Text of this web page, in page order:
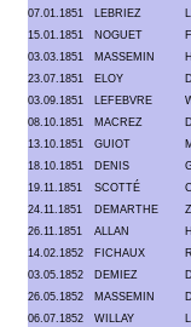
07.01.1851
LEBRIEZ
15.01.1851
NOGUET
03.03.1851
MASSEMIN
23.07.1851
ELOY
03.09.1851
LEFEBVRE
08.10.1851
MACREZ
13.10.1851
GUIOT
18.10.1851
DENIS
19.11.1851
SCOTTÉ
24.11.1851
DEMARTHE
26.11.1851
ALLAN
14.02.1852
FICHAUX
03.05.1852
DEMIEZ
26.05.1852
MASSEMIN
06.07.1852
WILLAY